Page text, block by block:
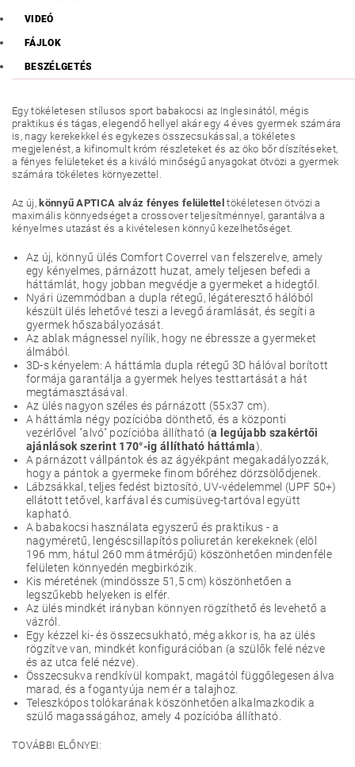
VIDEÓ
FÁJLOK
BESZÉLGETÉS
Egy tökéletesen stílusos sport babakocsi az Inglesinától, mégis
praktikus és tágas, elegendő hellyel akár egy 4 éves gyermek számára
is, nagy kerekekkel és egykezes összecsukással, a tökéletes
megjelenést, a kifinomult króm részleteket és az öko bőr díszítéseket,
a fényes felületeket és a kiváló minőségű anyagokat ötvözi a gyermek
számára tökéletes környezettel.
Az új, könnyű APTICA alváz fényes felülettel tökéletesen ötvözi a
maximális könnyedséget a crossover teljesítménnyel, garantálva a
kényelmes utazást és a kivételesen könnyű kezelhetőséget.
Az új, könnyű ülés Comfort Coverrel van felszerelve, amely
egy kényelmes, párnázott huzat, amely teljesen befedi a
háttámlát, hogy jobban megvédje a gyermeket a hidegtől.
Nyári üzemmódban a dupla rétegű, légáteresztő hálóból
készült ülés lehetővé teszi a levegő áramlását, és segíti a
gyermek hőszabályozását.
Az ablak mágnessel nyílik, hogy ne ébressze a gyermeket
álmából.
3D-s kényelem: A háttámla dupla rétegű 3D hálóval borított
formája garantálja a gyermek helyes testtartását a hát
megtámasztásával.
Az ülés nagyon széles és párnázott (55x37 cm).
A háttámla négy pozícióba dönthető, és a központi
vezérlővel "alvó" pozícióba állítható (a legújabb szakértői
ajánlások szerint 170°-ig állítható háttámla).
A párnázott vállpántok és az ágyékpánt megakadályozzák,
hogy a pántok a gyermeke finom bőréhez dörzsölődjenek.
Lábzsákkal, teljes fedést biztosító, UV-védelemmel (UPF 50+)
ellátott tetővel, karfával és cumisüveg-tartóval együtt
kapható.
A babakocsi használata egyszerű és praktikus - a
nagyméretű, lengéscsillapítós poliuretán kerekeknek (elöl
196 mm, hátul 260 mm átmérőjű) köszönhetően mindenféle
felületen könnyedén megbirkózik.
Kis méretének (mindössze 51,5 cm) köszönhetően a
legszűkebb helyeken is elfér.
Az ülés mindkét irányban könnyen rögzíthető és levehető a
vázról.
Egy kézzel ki- és összecsukható, még akkor is, ha az ülés
rögzítve van, mindkét konfigurációban (a szülők felé nézve
és az utca felé nézve).
Összecsukva rendkívül kompakt, magától függőlegesen álva
marad, és a fogantyúja nem ér a talajhoz.
Teleszkópos tolókarának köszönhetően alkalmazkodik a
szülő magasságához, amely 4 pozícióba állítható.
TOVÁBBI ELŐNYEI: